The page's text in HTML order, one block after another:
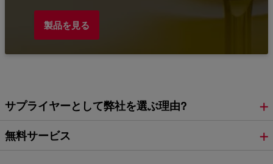
製品を見る
サプライヤーとして弊社を選ぶ理由?
無料サービス